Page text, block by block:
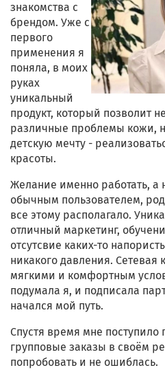
знакомства с
брендом. Уже с
первого
применения я
поняла, в моих
руках
уникальный
продукт, который позволит
различные проблемы кожи,
детскую мечту -
красоты.
Желание именно работать, а
обычным пользователем,
все этому располагало.
отличный маркетинг,
отсутсвие каких-то
никакого давления. Сетевая
мягкими и комфортным
подумала я, и подписала
начался мой путь.
Спустя время мне поступило
групповые заказы в своём
попробовать и не ошиблась.